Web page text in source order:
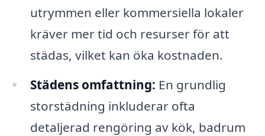
utrymmen eller kommersiella lokaler
kräver mer tid och resurser för att
städas, vilket kan öka kostnaden.
Städens omfattning: En grundlig
storstädning inkluderar ofta
detaljerad rengöring av kök, badrum